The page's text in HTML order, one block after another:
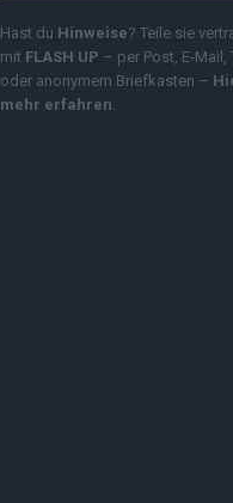
Hast du Hinweise? Teile sie
mit FLASH UP – per Post, E-Mail,
oder anonymem Briefkasten –
mehr erfahren.